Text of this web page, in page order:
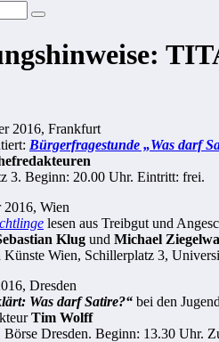
2016, Frankfurt
Bürgerfragestunde „Was darf
3. Beginn: 20.00 Uhr. Eintritt: frei.
2016, Wien
lesen aus Treibgut und
Klug und Michael
Künste Wien, Schillerplatz 3,
Dresden
Was darf Satire?“ bei den
Tim Wolff
Börse Dresden. Beginn: 13.30 Uhr.